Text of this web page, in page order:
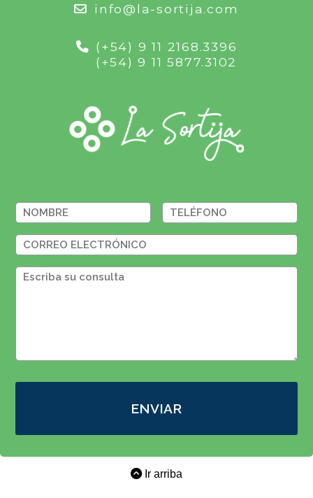
info@la-sortija.com
(+54) 9 11 2168.3396
(+54) 9 11 5877.3102
ENVIAR
Ir arriba